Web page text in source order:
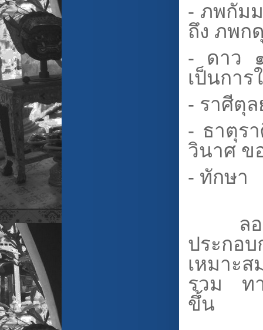
- ภพกัม
ถึง ภพก
- ดาว
เป็นการ
- ราศีตุ
- ธาตุร
วินาศ ข
- ทักษา
ลองน
ประกอ
เหมาะ
รวม ทา
ขึ้น